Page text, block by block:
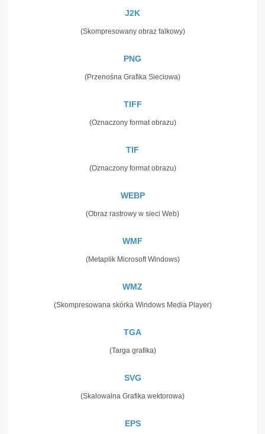
J2K
(Skompresowany obraz falkowy)
PNG
(Przenośna Grafika Sieciowa)
TIFF
(Oznaczony format obrazu)
TIF
(Oznaczony format obrazu)
WEBP
(Obraz rastrowy w sieci Web)
WMF
(Metaplik Microsoft Windows)
WMZ
(Skompresowana skórka Windows Media Player)
TGA
(Targa grafika)
SVG
(Skalowalna Grafika wektorowa)
EPS